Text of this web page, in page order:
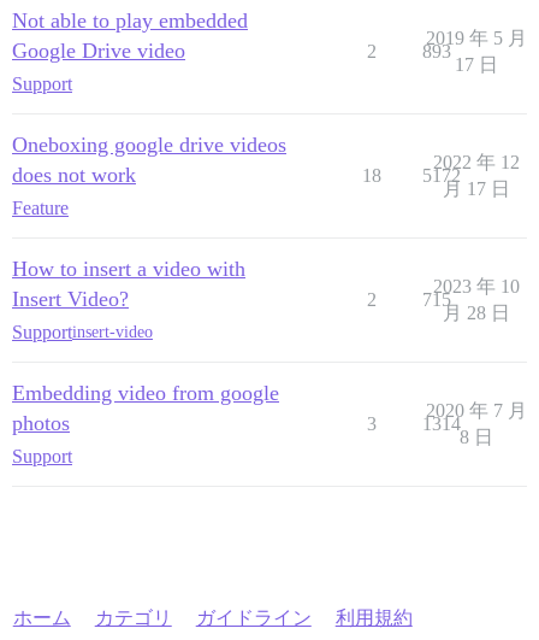
Not able to play embedded
Google Drive video
Support
2 893
2019 年 5 月
17 日
Oneboxing google drive videos
does not work
Feature
18 5172
2022 年 12
月 17 日
How to insert a video with
Insert Video?
Supportinsert-video
2 715
2023 年 10
月 28 日
Embedding video from google
photos
Support
3 1314
2020 年 7 月
8 日
ホーム カテゴリ ガイドライン 利用規約